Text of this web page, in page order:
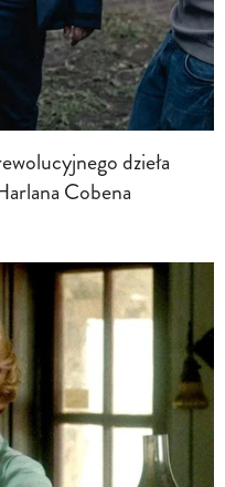
dzieła
Cobena